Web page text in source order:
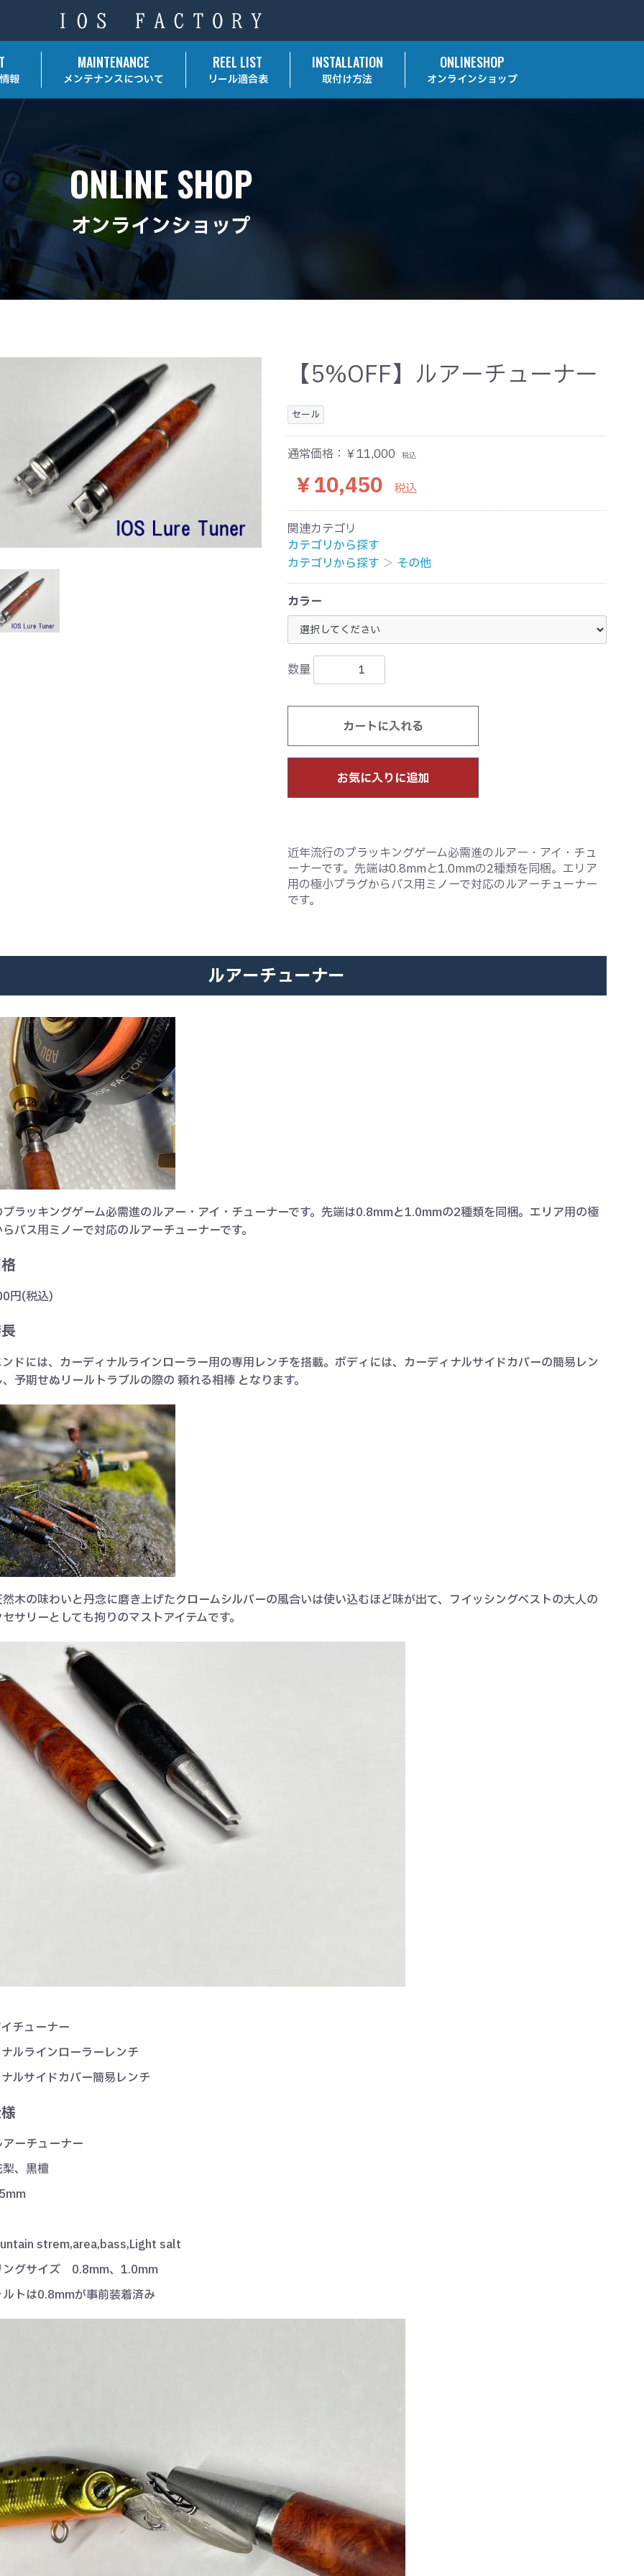
報
MAINTENANCE
メンテナンスについて
REEL LIST
リール適合表
INSTALLATION
取付け方法
ONLINESHOP
オンラインショップ
ONLINE SHOP
オンラインショップ
【5%OFF】ルアーチューナー
セール
通常価格： ￥11,000 税込
￥10,450 税込
関連カテゴリ
カテゴリから探す
カテゴリから探す ＞ その他
カラー
数量
カートに入れる
お気に入りに追加
近年流行のプラッキングゲーム必需進のルアー・アイ・チュ
ーナーです。先端は0.8mmと1.0mmの2種類を同梱。エリア
用の極小プラグからバス用ミノーで対応のルアーチューナー
です。
ルアーチューナー
ラッキングゲーム必需進のルアー・アイ・チューナーです。先端は0.8mmと1.0mmの2種類を同梱。エリア用の極
バス用ミノーで対応のルアーチューナーです。
円(税込)
ドには、カーディナルラインローラー用の専用レンチを搭載。ボディには、カーディナルサイドカバーの簡易レン
予期せぬリールトラブルの際の 頼れる相棒 となります。
木の味わいと丹念に磨き上げたクロームシルバーの風合いは使い込むほど味が出て、フイッシングベストの大人の
サリーとしても拘りのマストアイテムです。
チューナー
ルラインローラーレンチ
ルサイドカバー簡易レンチ
ーチューナー
、黒檀
strem,area,bass,Light salt
ングサイズ 0.8mm、1.0mm
トは0.8mmが事前装着済み